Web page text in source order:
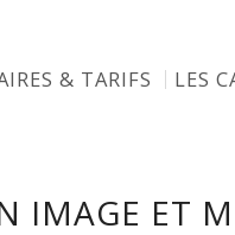
& TARIFS LES
IMAGE ET